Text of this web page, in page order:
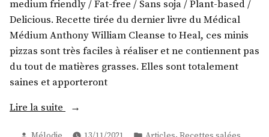
medium friendly / Fat-free / Sans soja / Plant-based /
Delicious. Recette tirée du dernier livre du Médical
Médium Anthony William Cleanse to Heal, ces minis
pizzas sont très faciles à réaliser et ne contiennent pas
du tout de matières grasses. Elles sont totalement
saines et apporteront
Lire la suite
« Des
Publié
Publié